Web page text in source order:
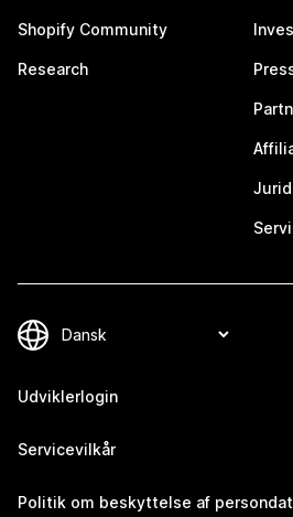
Shopify Community
Research
Udviklerlogin
Servicevilkår
Politik om beskyttelse af